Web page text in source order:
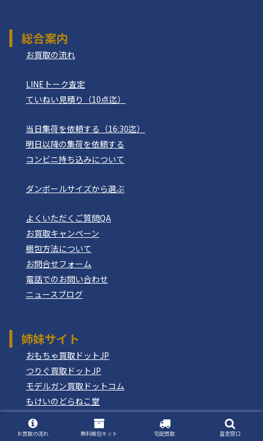
総合案内
お買取の流れ
LINEトーク査定
ていねい見積り（10点迄）
当日集荷を依頼する（16:30迄）
明日以降の集荷を依頼する
コンビニ持ち込みについて
ダンボールサイズから選ぶ
よくいただくご質問QA
お買取キャンペーン
梱包方法について
お問合せフォーム
電話でのお問い合わせ
ニュースブログ
姉妹サイト
おもちゃ買取ドットJP
つりぐ買取ドットJP
モデルガン買取ドットコム
もけいのどらねこ堂
お買取の流れ 無料梱包キット 宅配買取 査定窓口